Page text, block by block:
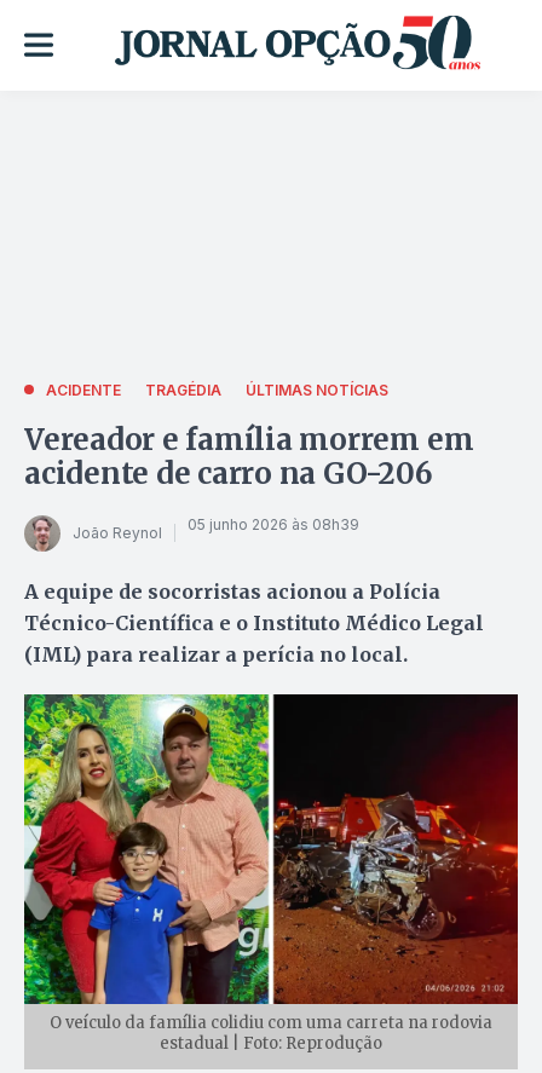
ACIDENTE TRAGÉDIA ÚLTIMAS NOTÍCIAS
Vereador e família morrem em
acidente de carro na GO-206
João Reynol 05 junho 2026 às 08h39
A equipe de socorristas acionou a Polícia
Técnico-Científica e o Instituto Médico Legal
(IML) para realizar a perícia no local.
O veículo da família colidiu com uma carreta na rodovia
estadual | Foto: Reprodução